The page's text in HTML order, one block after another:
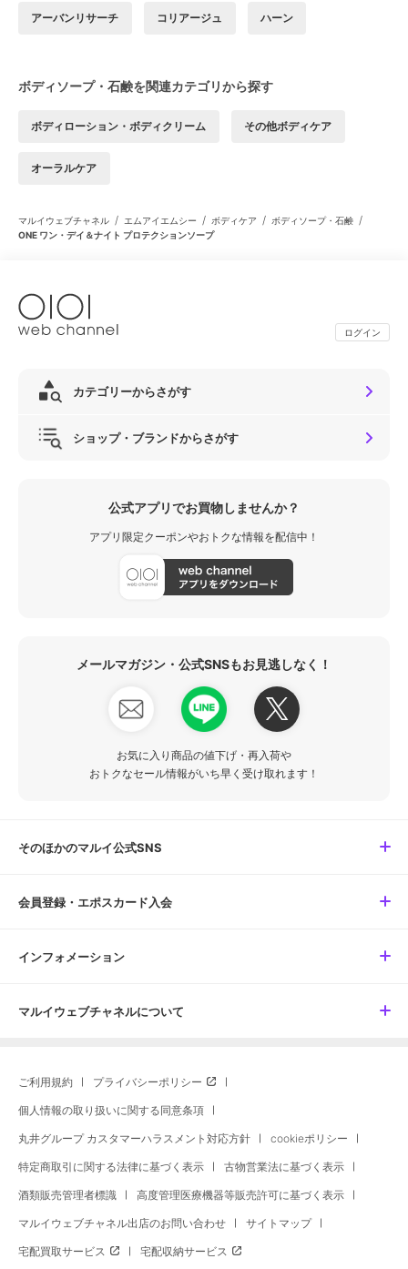
アーバンリサーチ コリアージュ ハーン
ボディソープ・石鹸を関連カテゴリから探す
ボディローション・ボディクリーム その他ボディケア
オーラルケア
マルイウェブチャネル / エムアイエムシー / ボディケア / ボディソープ・石鹸 /
ONE ワン・デイ＆ナイト プロテクションソープ
ログイン
カテゴリーからさがす
ショップ・ブランドからさがす
公式アプリでお買物しませんか？
アプリ限定クーポンやおトクな情報を配信中！
メールマガジン・公式SNSもお見逃しなく！
お気に入り商品の値下げ・再入荷や
おトクなセール情報がいち早く受け取れます！
そのほかのマルイ公式SNS
会員登録・エポスカード入会
インフォメーション
マルイウェブチャネルについて
ご利用規約 プライバシーポリシー
個人情報の取り扱いに関する同意条項
丸井グループ カスタマーハラスメント対応方針 cookieポリシー
特定商取引に関する法律に基づく表示 古物営業法に基づく表示
酒類販売管理者標識 高度管理医療機器等販売許可に基づく表示
マルイウェブチャネル出店のお問い合わせ サイトマップ
宅配買取サービス 宅配収納サービス